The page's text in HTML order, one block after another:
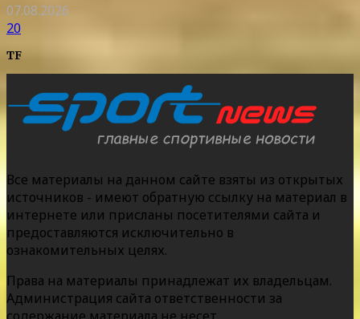
07.08.2026
20
TF
Все материалы на данном сайте взяты из открытых
источников - имеют обратную ссылку на материал в
интернете или присланы посетителями сайта и
предоставляются исключительно в
ознакомительных целях.
Права на материалы принадлежат их владельцам.
Администрация сайта ответственности за